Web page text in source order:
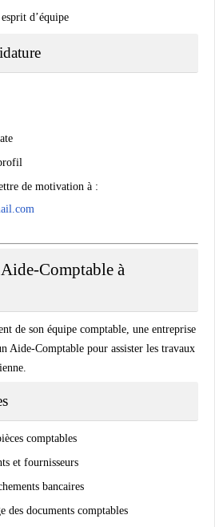
d’équipe
de motivation à :
Comptable à
de son équipe comptable, une entreprise
Aide-Comptable pour assister les travaux
comptables
et fournisseurs
bancaires
des documents comptables